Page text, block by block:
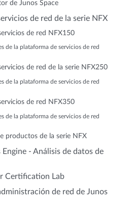
de Junos Space
de red de la serie NFX
de red NFX150
de la plataforma de servicios de red
de red de la serie NFX250
de la plataforma de servicios de red
de red NFX350
de la plataforma de servicios de red
productos de la serie NFX
- Análisis de datos de
Certification Lab
de red de Junos